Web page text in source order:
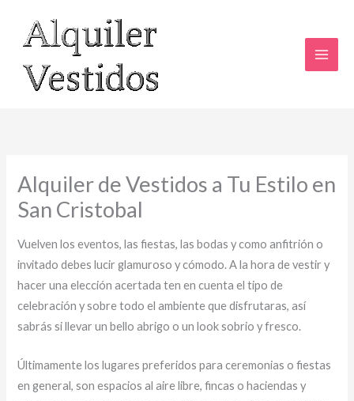
contenido
Alquiler de Vestidos a Tu Estilo en
San Cristobal
Vuelven los eventos, las fiestas, las bodas y como anfitrión o
invitado debes lucir glamuroso y cómodo. A la hora de vestir y
hacer una elección acertada ten en cuenta el tipo de
celebración y sobre todo el ambiente que disfrutaras, así
sabrás si llevar un bello abrigo o un look sobrio y fresco.
Últimamente los lugares preferidos para ceremonias o fiestas
en general, son espacios al aire libre, fincas o haciendas y